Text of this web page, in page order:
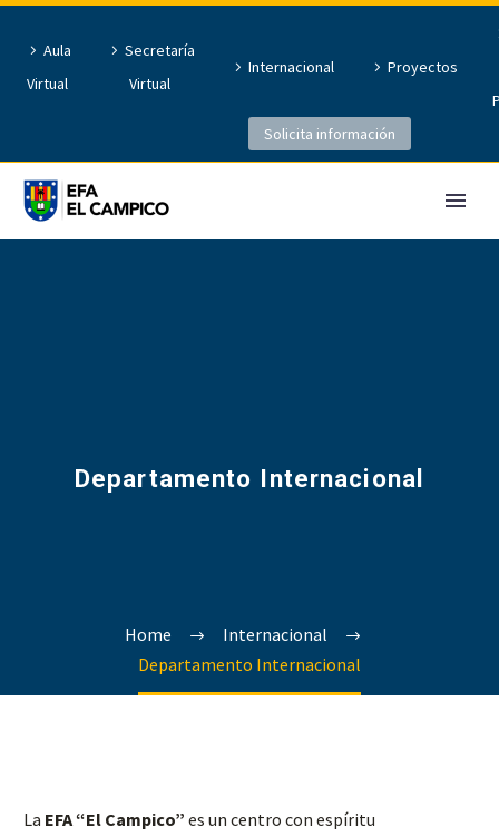
Aula
Virtual
Secretaría
Virtual
Internacional
Proyectos
Solicita información
Departamento Internacional
Home
Internacional
Departamento Internacional
La EFA “El Campico” es un centro con espíritu